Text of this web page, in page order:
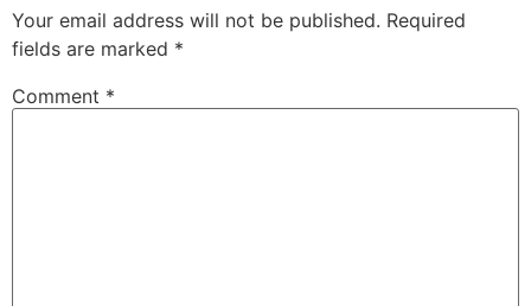
Your email address will not be published. Required
fields are marked *
Comment *